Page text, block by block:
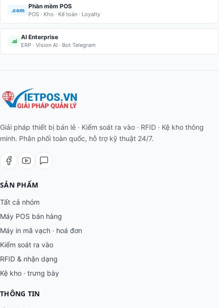
.com
Phần mềm POS
POS · Kho · Kế toán · Loyalty
.ai
AI Enterprise
ERP · Vision AI · Bot Telegram
Giải pháp thiết bị bán lẻ · Kiểm soát ra vào · RFID · Kệ kho thông
minh. Phân phối toàn quốc, hỗ trợ kỹ thuật 24/7.
SẢN PHẨM
Tất cả nhóm
Máy POS bán hàng
Máy in mã vạch · hoá đơn
Kiểm soát ra vào
RFID & nhận dạng
Kệ kho · trưng bày
THÔNG TIN